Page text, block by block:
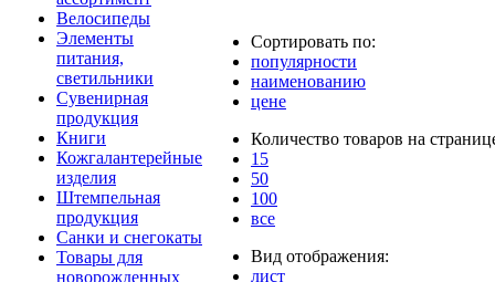
Велосипеды
Элементы
питания,
светильники
Сувенирная
продукция
Книги
Кожгалантерейные
изделия
Штемпельная
продукция
Санки и снегокаты
Товары для
новорожденных
Сортировать по:
популярности
наименованию
цене
Количество товаров на
15
50
100
все
Вид отображения:
лист